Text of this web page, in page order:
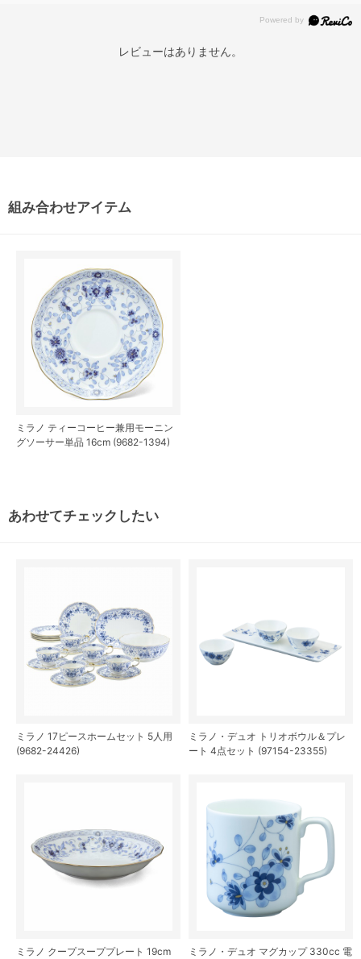
レビューはありません。
組み合わせアイテム
ミラノ ティーコーヒー兼用モーニン
グソーサー単品 16cm (9682-1394)
あわせてチェックしたい
ミラノ 17ピースホームセット 5人用
(9682-24426)
ミラノ・デュオ トリオボウル＆プレ
ート 4点セット (97154-23355)
ミラノ クープスーププレート 19cm
ミラノ・デュオ マグカップ 330cc 電